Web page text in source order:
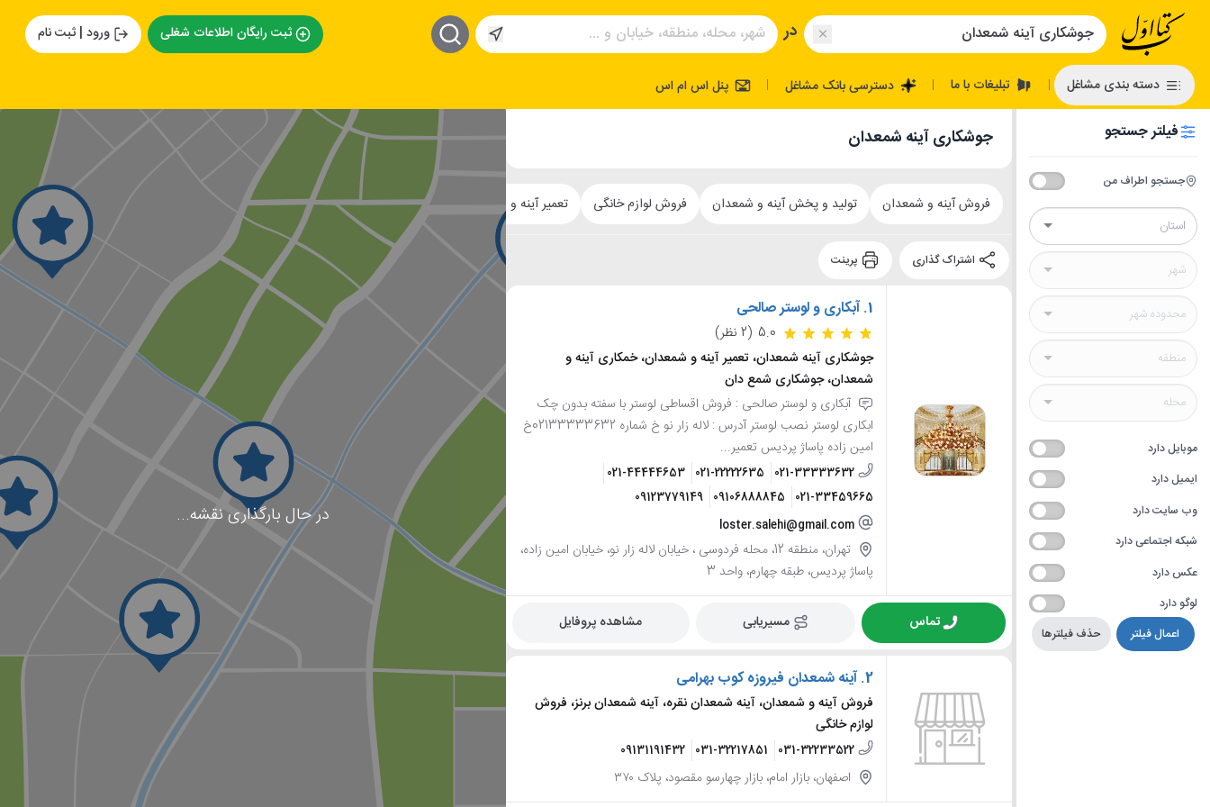
در ثبت رایگان اطلاعات شغلی ورود | ثبت نام
دسته بندی مشاغل | تبلیغات با ما | دسترسی بانک مشاغل | پنل اس ام اس
فیلتر جستجو
جستجو اطراف من
موبایل دارد
ایمیل دارد
وب سایت دارد
شبکه اجتماعی دارد
عکس دارد
لوگو دارد
حذف فیلترها
اعمال فیلتر
جوشکاری آینه شمعدان
فروش آینه و شمعدان تولید و پخش آینه و شمعدان فروش لوازم خانگی تعمیر آینه و شمعدان خمکاری آینه و شمعدان
1. آبکاری و لوستر صالحی
5.0 (2 نظر)
جوشکاری آینه شمعدان، تعمیر آینه و شمعدان، خمکاری آینه و
شمعدان، جوشکاری شمع دان
آبکاری و لوستر صالحی : فروش اقساطی لوستر با سفته بدون چک
ابکاری لوستر نصب لوستر آدرس : لاله زار نو خ شماره 02133333632خ
امین زاده پاساژ پردیس تعمیر...
021-33333632
021-22222635
021-44444653
021-33459665
09106888845
09123779149
loster.salehi@gmail.com
تهران، منطقه 12، محله فردوسی ، خیابان لاله زار نو، خیابان امین زاده،
پاساژ پردیس، طبقه چهارم، واحد 3
تماس مسیریابی مشاهده پروفایل
2. آینه شمعدان فیروزه کوب بهرامی
فروش آینه و شمعدان، آینه شمعدان نقره، آینه شمعدان برنز، فروش
لوازم خانگی
031-32233522
031-32217851
09131191432
اصفهان، بازار امام، بازار چهارسو مقصود، پلاک ۳۷۰
در حال بارگذاری نقشه...